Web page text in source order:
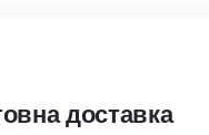
доставка